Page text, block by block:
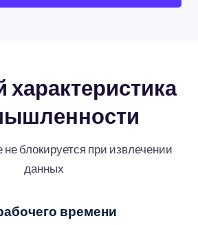
блокируется при извлечении
данных
времени